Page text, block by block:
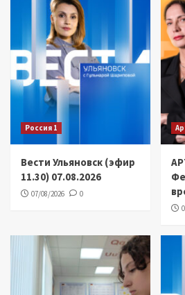
Россия 1
Вести Ульяновск (эфир
11.30) 07.08.2026
07/08/2026 0